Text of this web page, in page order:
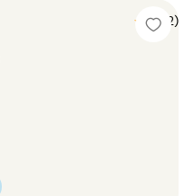
5 (2)